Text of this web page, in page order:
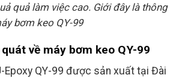
quả làm việc cao. Giới đây là thông
bơm keo QY-99
về máy bơm keo QY-99
Epoxy QY-99 được sản xuất tại Đài